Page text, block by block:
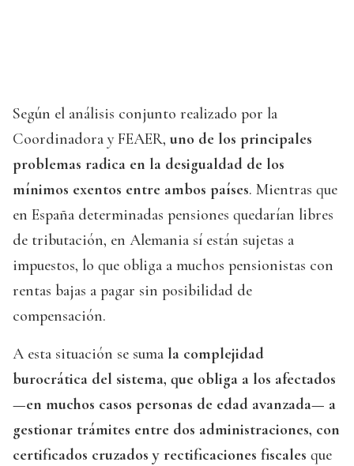
Según el análisis conjunto realizado por la
Coordinadora y FEAER, uno de los principales
problemas radica en la desigualdad de los
mínimos exentos entre ambos países. Mientras que
en España determinadas pensiones quedarían libres
de tributación, en Alemania sí están sujetas a
impuestos, lo que obliga a muchos pensionistas con
rentas bajas a pagar sin posibilidad de
compensación.
A esta situación se suma la complejidad
burocrática del sistema, que obliga a los afectados
—en muchos casos personas de edad avanzada— a
gestionar trámites entre dos administraciones, con
certificados cruzados y rectificaciones fiscales que